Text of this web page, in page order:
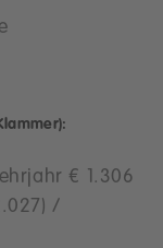
€ 1.306
/